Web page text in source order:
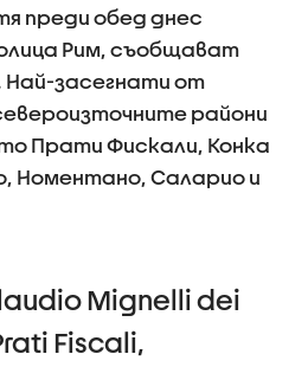
преди обед днес
Рим, съобщават
Най-засегнати от
райони
Прати Фискали, Конка
Номентано, Саларио и
Mignelli dei
Fiscali,